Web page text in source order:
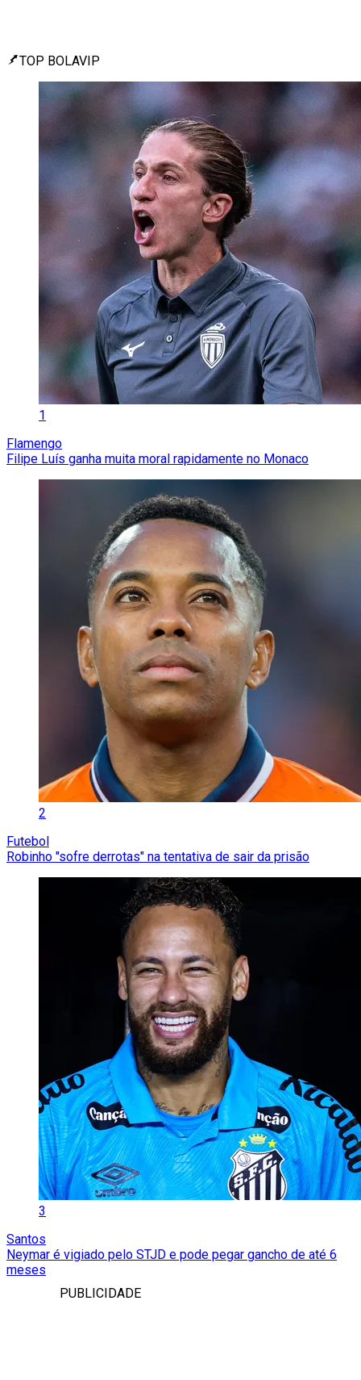
TOP BOLAVIP
1
Flamengo
Filipe Luís ganha muita moral rapidamente no Monaco
2
Futebol
Robinho "sofre derrotas" na tentativa de sair da prisão
3
Santos
Neymar é vigiado pelo STJD e pode pegar gancho de até 6
meses
PUBLICIDADE